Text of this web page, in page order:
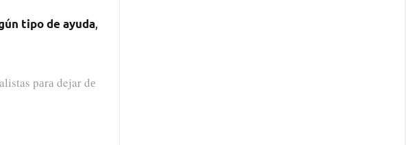
tipo dе ayuda
pаrа dejar dе